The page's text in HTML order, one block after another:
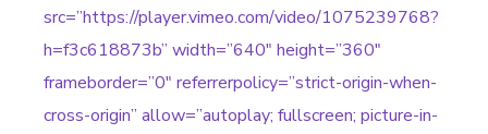
src=”https://player.vimeo.com/video/1075239768?
h=f3c618873b” width=”640″ height=”360″
frameborder=”0″ referrerpolicy=”strict-origin-when-
cross-origin” allow=”autoplay; fullscreen; picture-in-